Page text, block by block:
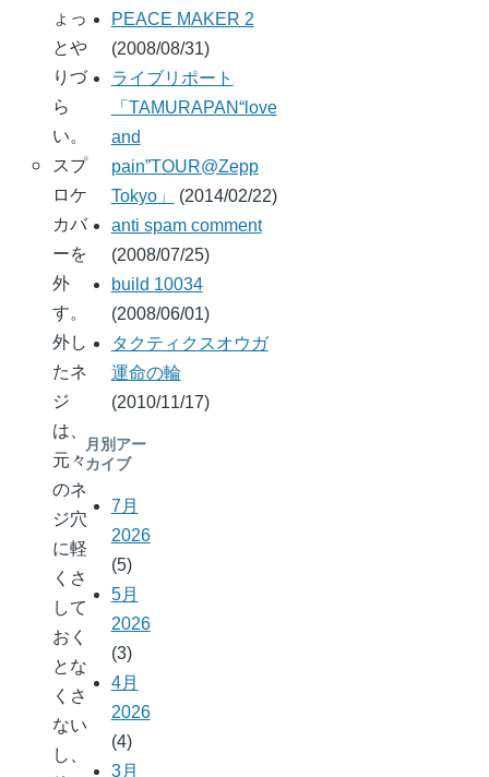
ょっ
とや
りづ
ら
い。
スプ
ロケ
カバ
ーを
外
す。
外し
たネ
ジ
は、
元々
のネ
ジ穴
に軽
くさ
して
おく
とな
くさ
ない
し、
PEACE MAKER 2
(2008/08/31)
ライブリポート
「TAMURAPAN“love
and
pain”TOUR@Zepp
Tokyo」
(2014/02/22)
anti spam comment
(2008/07/25)
build 10034
(2008/06/01)
タクティクスオウガ
運命の輪
(2010/11/17)
月別アー
カイブ
7月
2026
(5)
5月
2026
(3)
4月
2026
(4)
3月